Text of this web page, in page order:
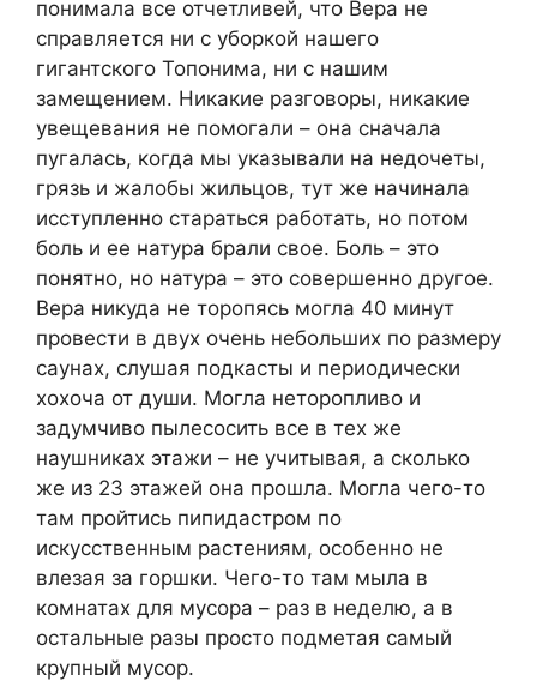
понимала все отчетливей, что Вера не
справляется ни с уборкой нашего
гигантского Топонима, ни с нашим
замещением. Никакие разговоры, никакие
увещевания не помогали – она сначала
пугалась, когда мы указывали на недочеты,
грязь и жалобы жильцов, тут же начинала
исступленно стараться работать, но потом
боль и ее натура брали свое. Боль – это
понятно, но натура – это совершенно другое.
Вера никуда не торопясь могла 40 минут
провести в двух очень небольших по размеру
саунах, слушая подкасты и периодически
хохоча от души. Могла неторопливо и
задумчиво пылесосить все в тех же
наушниках этажи – не учитывая, а сколько
же из 23 этажей она прошла. Могла чего-то
там пройтись пипидастром по
искусственным растениям, особенно не
влезая за горшки. Чего-то там мыла в
комнатах для мусора – раз в неделю, а в
остальные разы просто подметая самый
крупный мусор.